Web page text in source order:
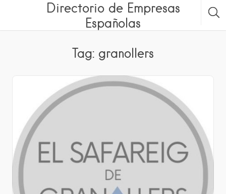
Directorio de Empresas
Españolas
Tag: granollers